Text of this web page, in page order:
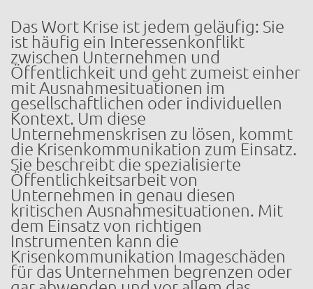
Das Wort Krise ist jedem geläufig: Sie
ist häufig ein Interessenkonflikt
zwischen Unternehmen und
Öffentlichkeit und geht zumeist einher
mit Ausnahmesituationen im
gesellschaftlichen oder individuellen
Kontext. Um diese
Unternehmenskrisen zu lösen, kommt
die Krisenkommunikation zum Einsatz.
Sie beschreibt die spezialisierte
Öffentlichkeitsarbeit von
Unternehmen in genau diesen
kritischen Ausnahmesituationen. Mit
dem Einsatz von richtigen
Instrumenten kann die
Krisenkommunikation Imageschäden
für das Unternehmen begrenzen oder